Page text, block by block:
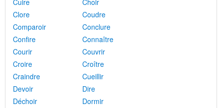
Cuire
Choir
Clore
Coudre
Comparoir
Conclure
Confire
Connaître
Courir
Couvrir
Croire
Croître
Craindre
Cueillir
Devoir
Dire
Déchoir
Dormir